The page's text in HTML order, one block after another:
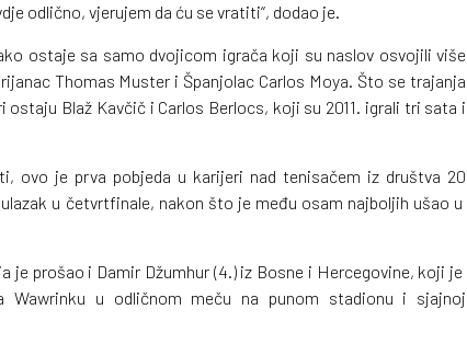
odlično, vjerujem da ću se vratiti“, dodao je.
ostaje sa samo dvojicom igrača koji su naslov osvojili više
Thomas Muster i Španjolac Carlos Moya. Što se trajanja
Blaž Kavčič i Carlos Berlocs, koji su 2011. igrali tri sata i
ovo je prva pobjeda u karijeri nad tenisačem iz društva 20
u četvrtfinale, nakon što je među osam najboljih ušao u
je prošao i Damir Džumhur (4.) iz Bosne i Hercegovine, koji je
Wawrinku u odličnom meču na punom stadionu i sjajnoj